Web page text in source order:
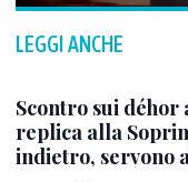
LEGGI ANCHE
Scontro sui déhor
replica alla
indietro, servono